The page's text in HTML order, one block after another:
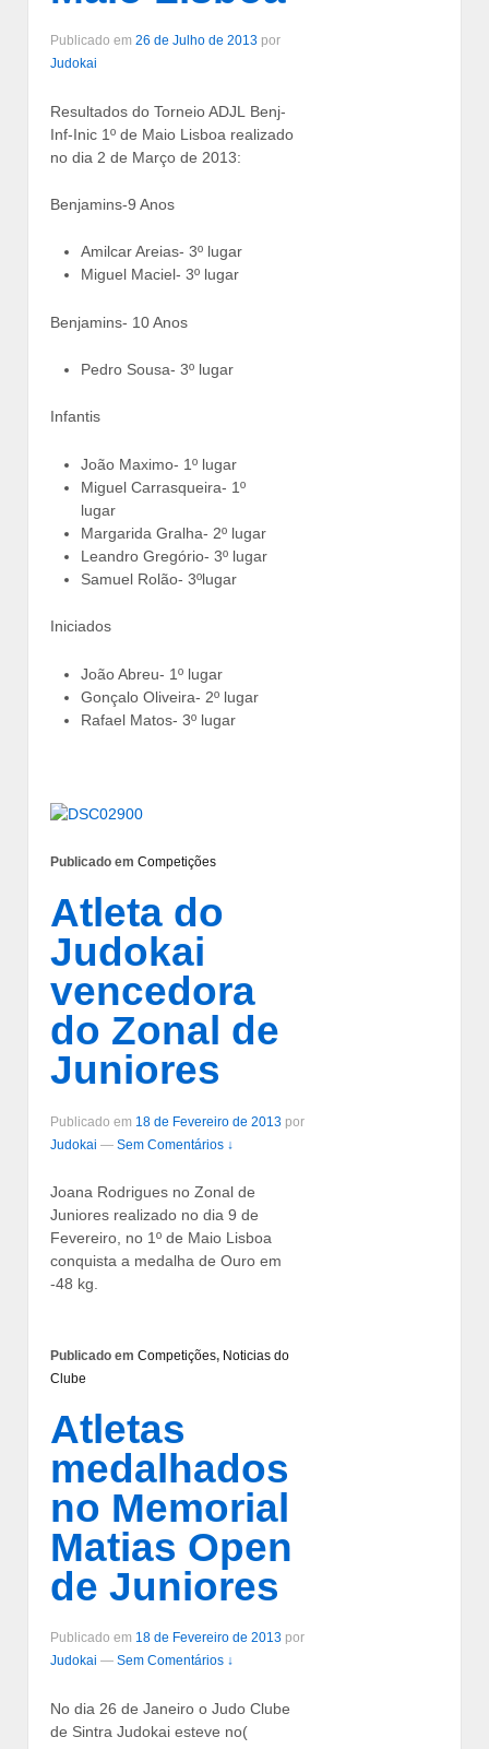
Publicado em 26 de Julho de 2013 por
Judokai
Resultados do Torneio ADJL Benj-
Inf-Inic 1º de Maio Lisboa realizado
no dia 2 de Março de 2013:
Benjamins-9 Anos
Amilcar Areias- 3º lugar
Miguel Maciel- 3º lugar
Benjamins- 10 Anos
Pedro Sousa- 3º lugar
Infantis
João Maximo- 1º lugar
Miguel Carrasqueira- 1º
lugar
Margarida Gralha- 2º lugar
Leandro Gregório- 3º lugar
Samuel Rolão- 3ºlugar
Iniciados
João Abreu- 1º lugar
Gonçalo Oliveira- 2º lugar
Rafael Matos- 3º lugar
Publicado em Competições
Atleta do
Judokai
vencedora
do Zonal de
Juniores
Publicado em 18 de Fevereiro de 2013 por
Judokai — Sem Comentários ↓
Joana Rodrigues no Zonal de
Juniores realizado no dia 9 de
Fevereiro, no 1º de Maio Lisboa
conquista a medalha de Ouro em
-48 kg.
Publicado em Competições, Noticias do
Clube
Atletas
medalhados
no Memorial
Matias Open
de Juniores
Publicado em 18 de Fevereiro de 2013 por
Judokai — Sem Comentários ↓
No dia 26 de Janeiro o Judo Clube
de Sintra Judokai esteve no(